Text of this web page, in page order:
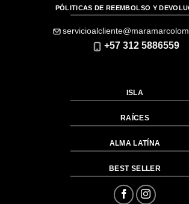
PÓLITICAS DE REEMBOLSO Y
+57 312 5886559
ISLA
RAÍCES
ALMA LATÍNA
BEST SELLER